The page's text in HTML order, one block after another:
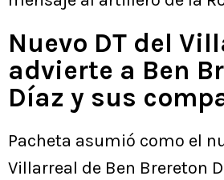
Nuevo DT del
advierte a Ben
Díaz y sus
Pacheta asumió como el
Villarreal de Ben Brereton